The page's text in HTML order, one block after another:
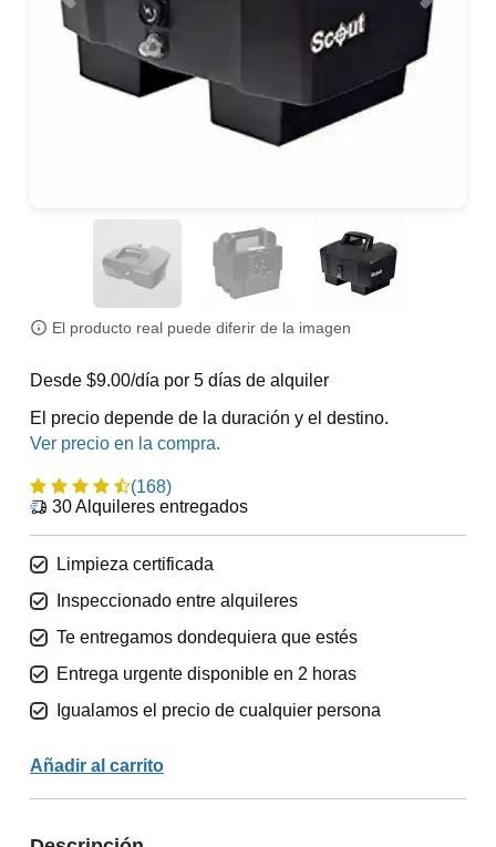
El producto real puede diferir de la imagen
Desde $9.00/día por 5 días de alquiler
El precio depende de la duración y el destino.
(168)
30Alquileres entregados
Limpieza certificada
Inspeccionado entre alquileres
Te entregamos dondequiera que estés
Entrega urgente disponible en 2 horas
Igualamos el precio de cualquier persona
Añadir al carrito